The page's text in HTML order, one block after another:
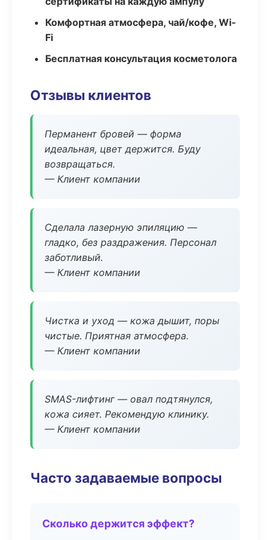
Комфортная атмосфера, чай/кофе, Wi-
Fi
Бесплатная консультация косметолога
Отзывы клиентов
Перманент бровей — форма
идеальная, цвет держится. Буду
возвращаться.
— Клиент компании
Сделала лазерную эпиляцию —
гладко, без раздражения. Персонал
заботливый.
— Клиент компании
Чистка и уход — кожа дышит, поры
чистые. Приятная атмосфера.
— Клиент компании
SMAS-лифтинг — овал подтянулся,
кожа сияет. Рекомендую клинику.
— Клиент компании
Часто задаваемые вопросы
Сколько держится эффект?